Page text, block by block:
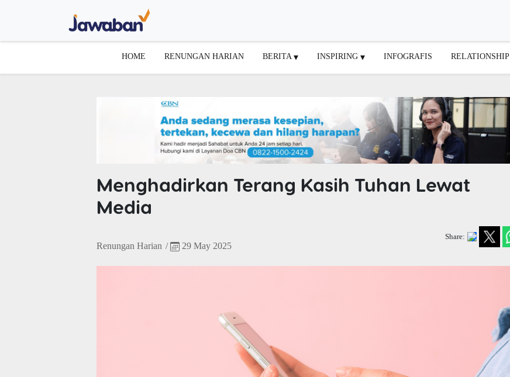
HOME RENUNGAN HARIAN BERITA INSPIRING INFOGRAFIS RELATIONSHIP
Menghadirkan Terang Kasih Tuhan Lewat
Media
Renungan Harian / 29 May 2025
Share: